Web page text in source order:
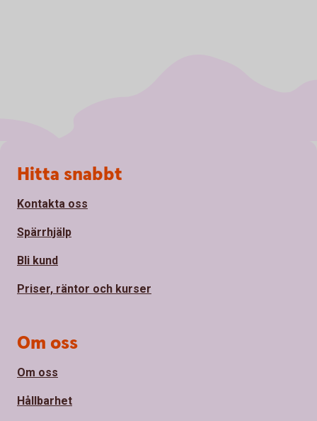
Sidfot
Hitta snabbt
Kontakta oss
Spärrhjälp
Bli kund
Priser, räntor och kurser
Om oss
Om oss
Hållbarhet